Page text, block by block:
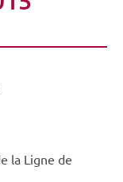
la Ligne de